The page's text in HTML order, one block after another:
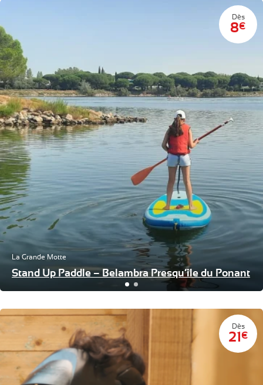
Dès
8€
La Grande Motte
Stand Up Paddle – Belambra Presqu’île du Ponant
Dès
21€